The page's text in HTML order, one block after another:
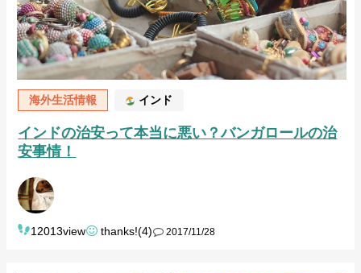
海外生活情報 インド
インドの治安って本当に悪い？バンガロールの治
安事情！
12013view thanks!(4) 2017/11/28